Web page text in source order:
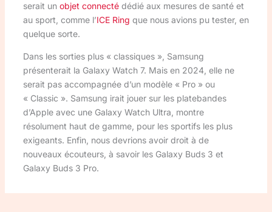
serait un objet connectédédié aux mesures de santé et
au sport, comme l’ICE Ring que nous avions pu tester, en
quelque sorte.
Dans les sorties plus « classiques », Samsung
présenterait la Galaxy Watch 7. Mais en 2024, elle ne
serait pas accompagnée d’un modèle « Pro » ou
« Classic ». Samsung irait jouer sur les platebandes
d’Apple avec une Galaxy Watch Ultra, montre
résolument haut de gamme, pour les sportifs les plus
exigeants. Enfin, nous devrions avoir droit à de
nouveaux écouteurs, à savoir les Galaxy Buds 3 et
Galaxy Buds 3 Pro.